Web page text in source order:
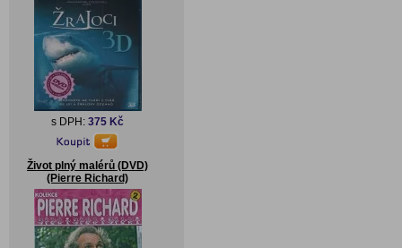
s DPH: 375 Kč
Život plný malérů (DVD)
(Pierre Richard)